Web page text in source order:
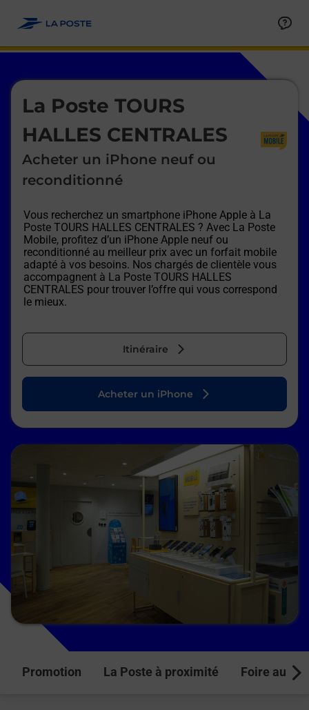
La Poste TOURS
HALLES CENTRALES
Acheter un iPhone neuf ou
reconditionné
Vous recherchez un smartphone iPhone Apple à La
Poste TOURS HALLES CENTRALES ? Avec La Poste
Mobile, profitez d’un iPhone Apple neuf ou
reconditionné au meilleur prix avec un forfait mobile
adapté à vos besoins. Nos chargés de clientèle vous
accompagnent à La Poste TOURS HALLES
CENTRALES pour trouver l’offre qui vous correspond
le mieux.
Itinéraire
Le lien s'ouvre dans un nouvel onglet
Acheter un iPhone
Promotion La Poste à proximité Foire aux